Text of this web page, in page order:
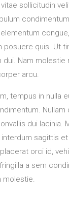
sollicitudin
posuere quis. Ut
Nam
arcu.
tempus in nulla
dui
sagittis
orci id,
a sem
molestie.